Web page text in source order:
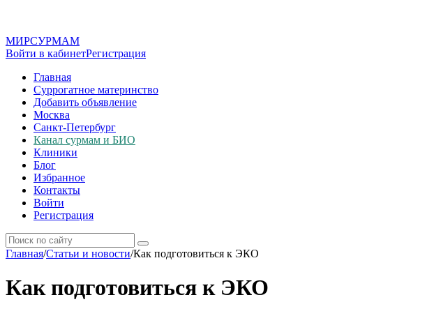
МИРСУРМАМ
Войти в кабинетРегистрация
Главная
Суррогатное материнство
Добавить объявление
Москва
Санкт-Петербург
Канал сурмам и БИО
Клиники
Блог
Избранное
Контакты
Войти
Регистрация
Главная/Статьи и новости/Как подготовиться к ЭКО
Как подготовиться к ЭКО